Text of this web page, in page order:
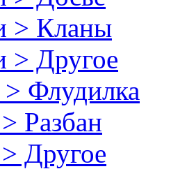
> Кланы
> Другое
> Флудилка
Разбан
Другое